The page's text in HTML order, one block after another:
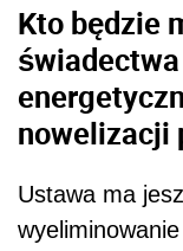
Kto będzie
nowelizacji
Ustawa ma